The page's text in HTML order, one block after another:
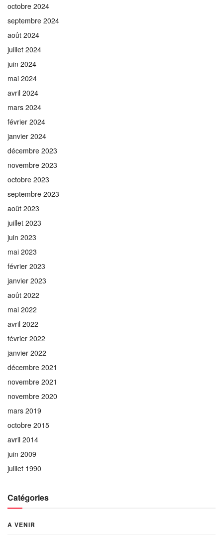
octobre 2024
septembre 2024
août 2024
juillet 2024
juin 2024
mai 2024
avril 2024
mars 2024
février 2024
janvier 2024
décembre 2023
novembre 2023
octobre 2023
septembre 2023
août 2023
juillet 2023
juin 2023
mai 2023
février 2023
janvier 2023
août 2022
mai 2022
avril 2022
février 2022
janvier 2022
décembre 2021
novembre 2021
novembre 2020
mars 2019
octobre 2015
avril 2014
juin 2009
juillet 1990
Catégories
A VENIR